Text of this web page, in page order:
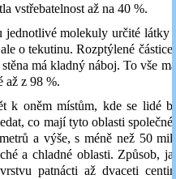
vstřebatelnost až na 40 %.
jednotlivé molekuly určité látky
o tekutinu. Rozptýlené
má kladný náboj. To vše
až z 98 %.
místům, kde se lidé
co mají tyto oblasti
a výše, s méně než 50
a chladné oblasti. Způsob,
patnácti až dvaceti